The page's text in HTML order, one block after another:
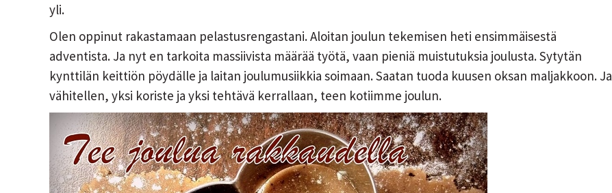
yli.
Olen oppinut rakastamaan pelastusrengastani. Aloitan joulun tekemisen heti ensimmäisestä
adventista. Ja nyt en tarkoita massiivista määrää työtä, vaan pieniä muistutuksia joulusta. Sytytän
kynttilän keittiön pöydälle ja laitan joulumusiikkia soimaan. Saatan tuoda kuusen oksan maljakkoon. Ja
vähitellen, yksi koriste ja yksi tehtävä kerrallaan, teen kotiimme joulun.